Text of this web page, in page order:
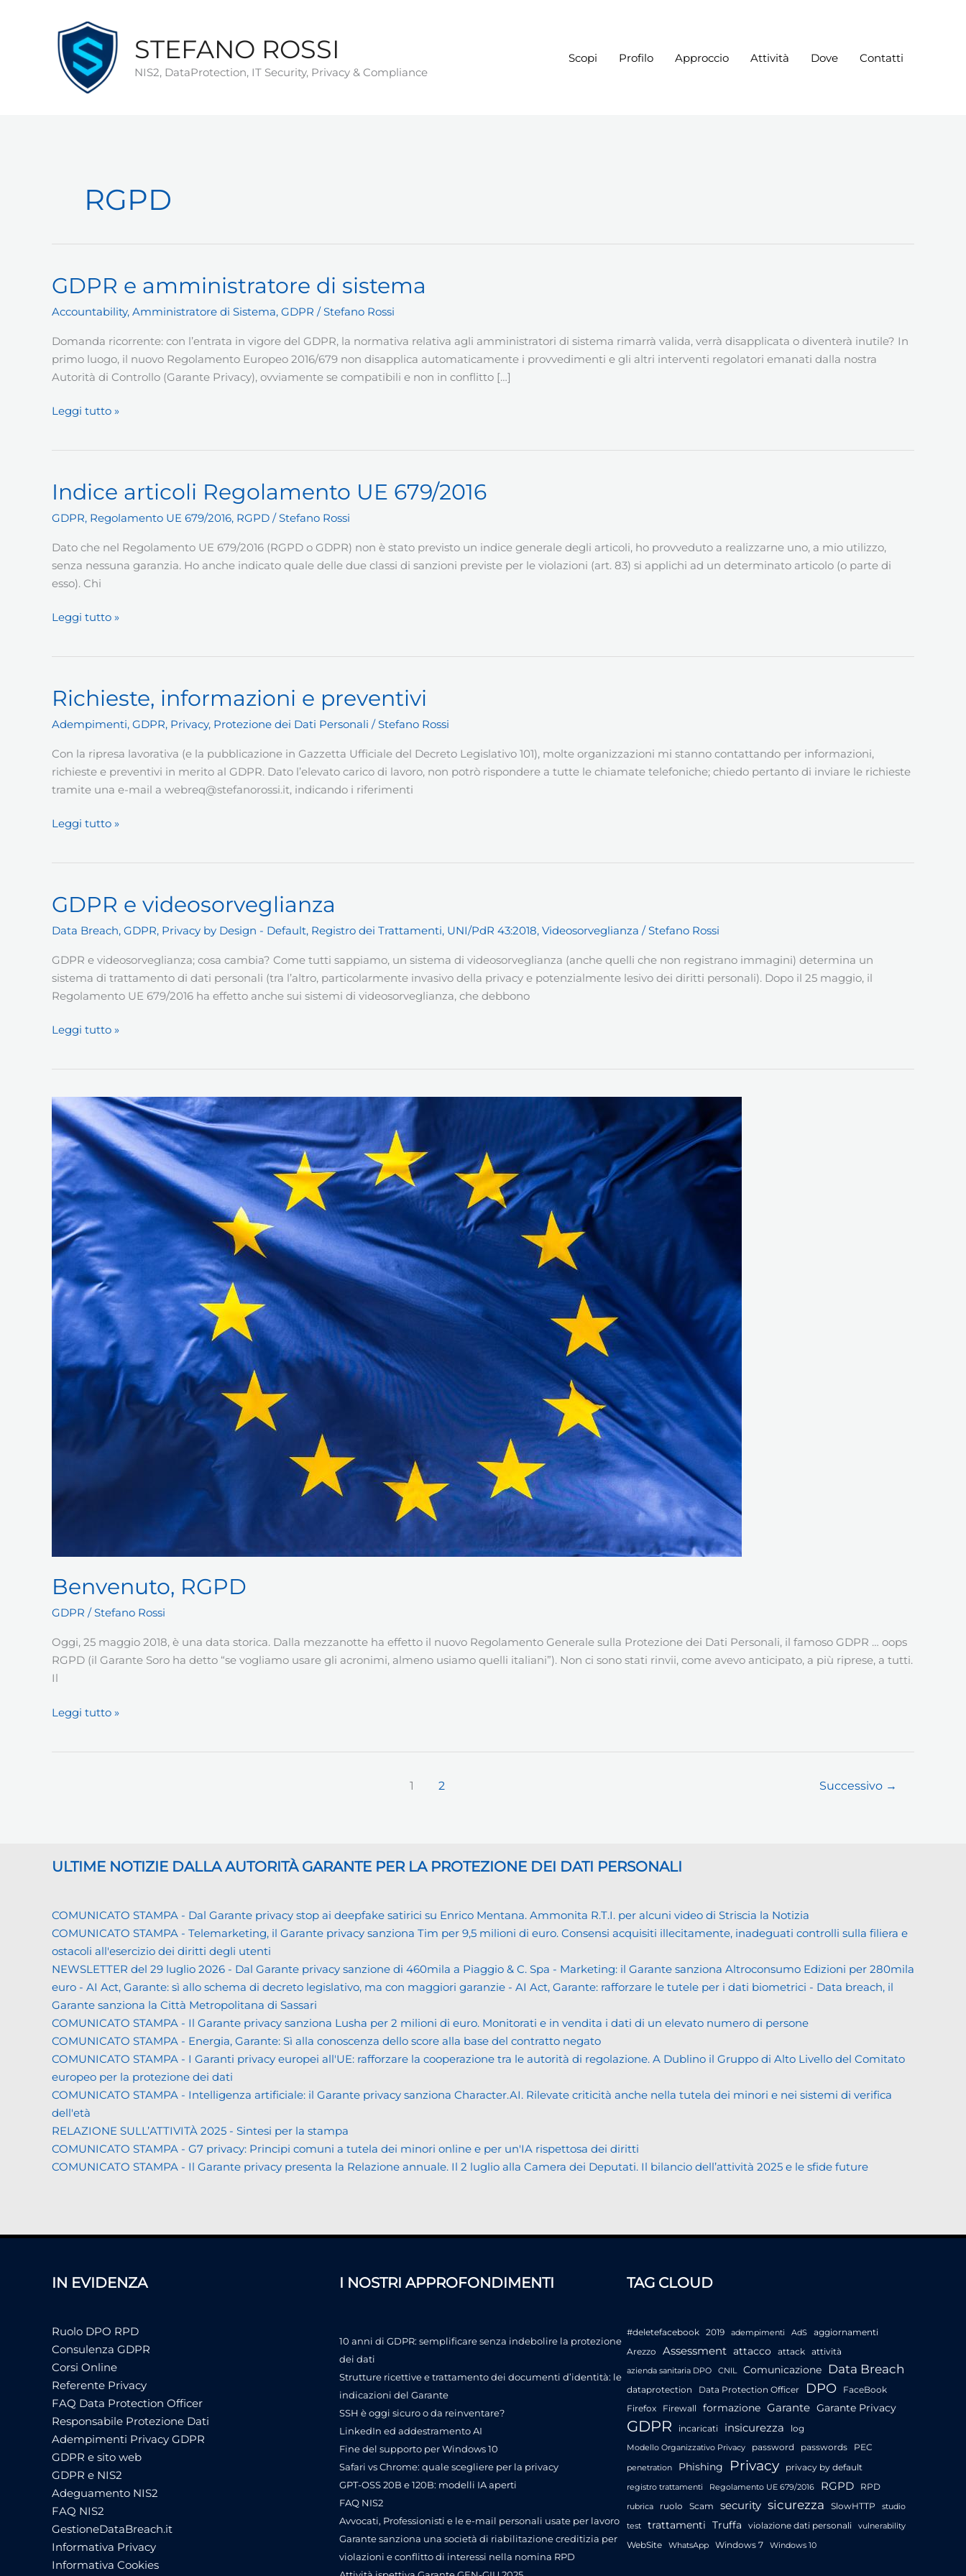
STEFANO ROSSI
NIS2, DataProtection, IT Security, Privacy & Compliance
Scopi Profilo Approccio Attività Dove Contatti
RGPD
GDPR e amministratore di sistema
Accountability, Amministratore di Sistema, GDPR /Stefano Rossi
Domanda ricorrente: con l’entrata in vigore del GDPR, la normativa relativa agli amministratori di sistema rimarrà valida, verrà disapplicata o diventerà inutile? In
primo luogo, il nuovo Regolamento Europeo 2016/679 non disapplica automaticamente i provvedimenti e gli altri interventi regolatori emanati dalla nostra
Autorità di Controllo (Garante Privacy), ovviamente se compatibili e non in conflitto […]
GDPR
sistema
Leggi tutto »
Indice articoli Regolamento UE 679/2016
GDPR, Regolamento UE 679/2016, RGPD /Stefano Rossi
Dato che nel Regolamento UE 679/2016 (RGPD o GDPR) non è stato previsto un indice generale degli articoli, ho provveduto a realizzarne uno, a mio utilizzo,
senza nessuna garanzia. Ho anche indicato quale delle due classi di sanzioni previste per le violazioni (art. 83) si applichi ad un determinato articolo (o parte di
esso). Chi
Indice
679/2016
Leggi tutto »
Richieste, informazioni e preventivi
Adempimenti, GDPR, Privacy, Protezione dei Dati Personali /Stefano Rossi
Con la ripresa lavorativa (e la pubblicazione in Gazzetta Ufficiale del Decreto Legislativo 101), molte organizzazioni mi stanno contattando per informazioni,
richieste e preventivi in merito al GDPR. Dato l’elevato carico di lavoro, non potrò rispondere a tutte le chiamate telefoniche; chiedo pertanto di inviare le richieste
tramite una e-mail a webreq@stefanorossi.it, indicando i riferimenti
Richieste,
Leggi tutto »
GDPR e videosorveglianza
Data Breach, GDPR, Privacy by Design - Default, Registro dei Trattamenti, UNI/PdR 43:2018, Videosorveglianza /Stefano Rossi
GDPR e videosorveglianza; cosa cambia? Come tutti sappiamo, un sistema di videosorveglianza (anche quelli che non registrano immagini) determina un
sistema di trattamento di dati personali (tra l’altro, particolarmente invasivo della privacy e potenzialmente lesivo dei diritti personali). Dopo il 25 maggio, il
Regolamento UE 679/2016 ha effetto anche sui sistemi di videosorveglianza, che debbono
GDPR
Leggi tutto »
Benvenuto, RGPD
GDPR /Stefano Rossi
Oggi, 25 maggio 2018, è una data storica. Dalla mezzanotte ha effetto il nuovo Regolamento Generale sulla Protezione dei Dati Personali, il famoso GDPR … oops
RGPD (il Garante Soro ha detto “se vogliamo usare gli acronimi, almeno usiamo quelli italiani”). Non ci sono stati rinvii, come avevo anticipato, a più riprese, a tutti.
Il
Benvenuto,
Leggi tutto »
1 2 Successivo →
ULTIME NOTIZIE DALLA AUTORITÀ GARANTE PER LA PROTEZIONE DEI DATI PERSONALI
COMUNICATO STAMPA - Dal Garante privacy stop ai deepfake satirici su Enrico Mentana. Ammonita R.T.I. per alcuni video di Striscia la Notizia
COMUNICATO STAMPA - Telemarketing, il Garante privacy sanziona Tim per 9,5 milioni di euro. Consensi acquisiti illecitamente, inadeguati controlli sulla filiera e
ostacoli all'esercizio dei diritti degli utenti
NEWSLETTER del 29 luglio 2026 - Dal Garante privacy sanzione di 460mila a Piaggio & C. Spa - Marketing: il Garante sanziona Altroconsumo Edizioni per 280mila
euro - AI Act, Garante: sì allo schema di decreto legislativo, ma con maggiori garanzie - AI Act, Garante: rafforzare le tutele per i dati biometrici - Data breach, il
Garante sanziona la Città Metropolitana di Sassari
COMUNICATO STAMPA - Il Garante privacy sanziona Lusha per 2 milioni di euro. Monitorati e in vendita i dati di un elevato numero di persone
COMUNICATO STAMPA - Energia, Garante: Sì alla conoscenza dello score alla base del contratto negato
COMUNICATO STAMPA - I Garanti privacy europei all'UE: rafforzare la cooperazione tra le autorità di regolazione. A Dublino il Gruppo di Alto Livello del Comitato
europeo per la protezione dei dati
COMUNICATO STAMPA - Intelligenza artificiale: il Garante privacy sanziona Character.AI. Rilevate criticità anche nella tutela dei minori e nei sistemi di verifica
dell'età
RELAZIONE SULL’ATTIVITÀ 2025 - Sintesi per la stampa
COMUNICATO STAMPA - G7 privacy: Principi comuni a tutela dei minori online e per un'IA rispettosa dei diritti
COMUNICATO STAMPA - Il Garante privacy presenta la Relazione annuale. Il 2 luglio alla Camera dei Deputati. Il bilancio dell’attività 2025 e le sfide future
IN EVIDENZA
Ruolo DPO RPD
Consulenza GDPR
Corsi Online
Referente Privacy
FAQ Data Protection Officer
Responsabile Protezione Dati
Adempimenti Privacy GDPR
GDPR e sito web
GDPR e NIS2
Adeguamento NIS2
FAQ NIS2
GestioneDataBreach.it
Informativa Privacy
Informativa Cookies
I NOSTRI APPROFONDIMENTI
10 anni di GDPR: semplificare senza indebolire la protezione
dei dati
Strutture ricettive e trattamento dei documenti d’identità: le
indicazioni del Garante
SSH è oggi sicuro o da reinventare?
LinkedIn ed addestramento AI
Fine del supporto per Windows 10
Safari vs Chrome: quale scegliere per la privacy
GPT-OSS 20B e 120B: modelli IA aperti
FAQ NIS2
Avvocati, Professionisti e le e-mail personali usate per lavoro
Garante sanziona una società di riabilitazione creditizia per
violazioni e conflitto di interessi nella nomina RPD
TAG CLOUD
#deletefacebook 2019 adempimenti AdS
aggiornamenti
Arezzo
Assessment attacco attack attività
azienda sanitaria DPO CNIL Comunicazione Data Breach
dataprotection Data Protection Officer DPO
FaceBook
Firefox
Firewall formazione Garante Garante Privacy
GDPR incaricati insicurezza log
Modello Organizzativo Privacy password passwords PEC
penetration Phishing Privacy privacy by default
registro trattamenti Regolamento UE 679/2016 RGPD RPD
rubrica ruolo Scam security sicurezza SlowHTTP studio
test trattamenti Truffa violazione dati personali vulnerability
WebSite WhatsApp Windows 7 Windows 10